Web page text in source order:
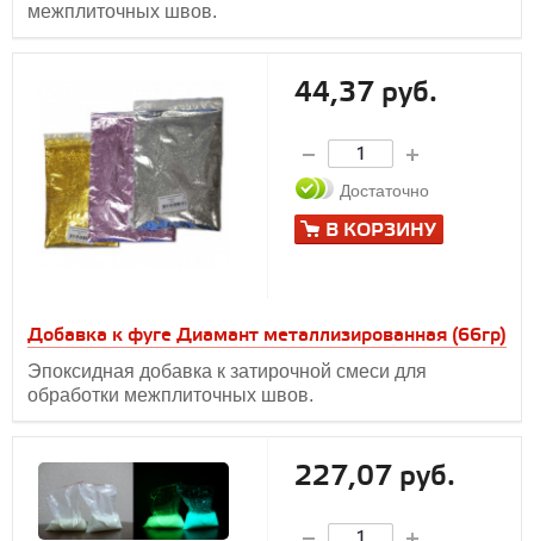
межплиточных швов.
Добавка к фуге Диамант металлизированная (66гр)
Эпоксидная добавка к затирочной смеси для
обработки межплиточных швов.
44,37 руб.
Достаточно
В КОРЗИНУ
227,07 руб.